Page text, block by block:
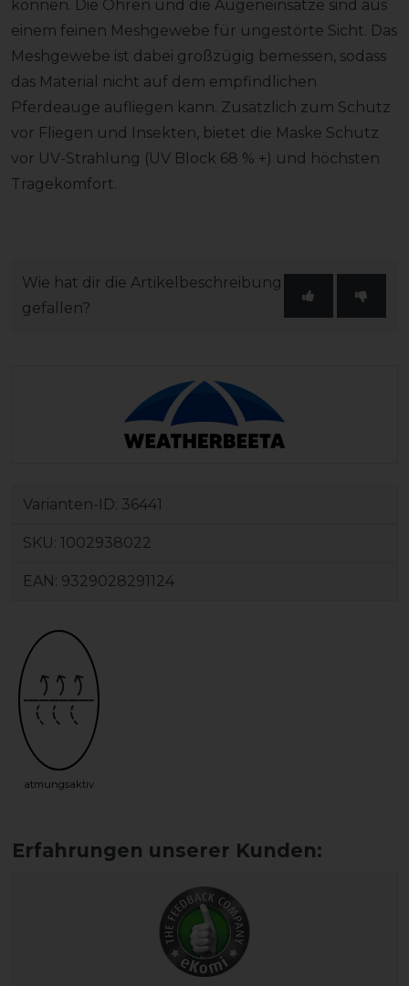
können. Die Ohren und die Augeneinsätze sind aus
einem feinen Meshgewebe für ungestörte Sicht. Das
Meshgewebe ist dabei großzügig bemessen, sodass
das Material nicht auf dem empfindlichen
Pferdeauge aufliegen kann. Zusätzlich zum Schutz
vor Fliegen und Insekten, bietet die Maske Schutz
vor UV-Strahlung (UV Block 68 % +) und höchsten
Tragekomfort.
Wie hat dir die Artikelbeschreibung
gefallen?
Varianten-ID: 36441
SKU: 1002938022
EAN: 9329028291124
atmungsaktiv